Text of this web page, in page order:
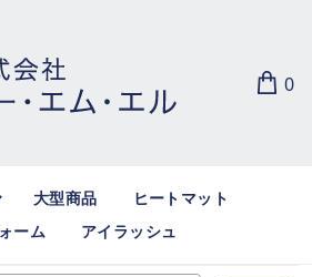
0
大型商品
ヒートマット
ーム
アイラッシュ